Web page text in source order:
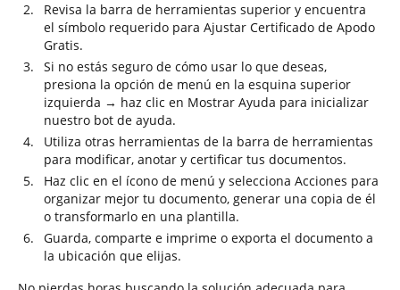
Revisa la barra de herramientas superior y encuentra
el símbolo requerido para Ajustar Certificado de Apodo
Gratis.
Si no estás seguro de cómo usar lo que deseas,
presiona la opción de menú en la esquina superior
izquierda → haz clic en Mostrar Ayuda para inicializar
nuestro bot de ayuda.
Utiliza otras herramientas de la barra de herramientas
para modificar, anotar y certificar tus documentos.
Haz clic en el ícono de menú y selecciona Acciones para
organizar mejor tu documento, generar una copia de él
o transformarlo en una plantilla.
Guarda, comparte e imprime o exporta el documento a
la ubicación que elijas.